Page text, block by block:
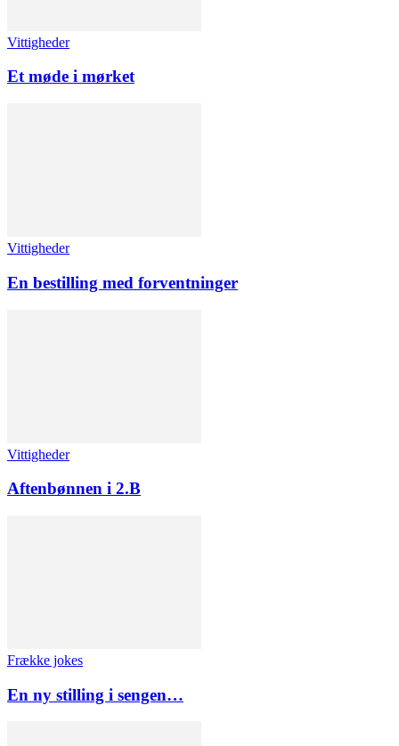
Vittigheder
Et møde i mørket
Vittigheder
En bestilling med forventninger
Vittigheder
Aftenbønnen i 2.B
Frække jokes
En ny stilling i sengen…